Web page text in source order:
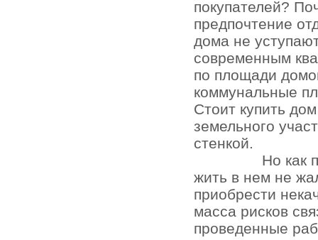
покупателей?
предпочтение
дома не
современным
по площади
коммунальные
Стоит купить
земельного
стенкой.
Но как
жить в нем не
приобрести
масса рисков
проведенные